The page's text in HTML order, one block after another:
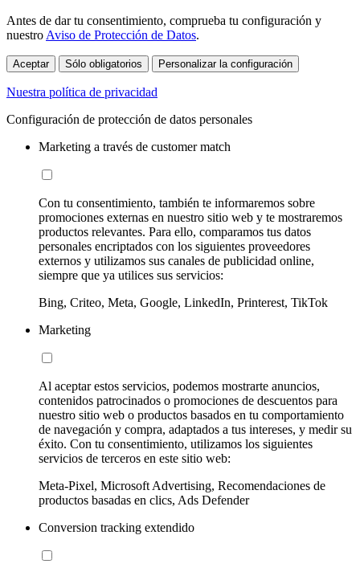
Antes de dar tu consentimiento, comprueba tu configuración y
nuestro Aviso de Protección de Datos.
Aceptar Sólo obligatorios Personalizar la configuración
Nuestra política de privacidad
Configuración de protección de datos personales
Marketing a través de customer match
Con tu consentimiento, también te informaremos sobre
promociones externas en nuestro sitio web y te mostraremos
productos relevantes. Para ello, comparamos tus datos
personales encriptados con los siguientes proveedores
externos y utilizamos sus canales de publicidad online,
siempre que ya utilices sus servicios:
Bing, Criteo, Meta, Google, LinkedIn, Printerest, TikTok
Marketing
Al aceptar estos servicios, podemos mostrarte anuncios,
contenidos patrocinados o promociones de descuentos para
nuestro sitio web o productos basados en tu comportamiento
de navegación y compra, adaptados a tus intereses, y medir su
éxito. Con tu consentimiento, utilizamos los siguientes
servicios de terceros en este sitio web:
Meta-Pixel, Microsoft Advertising, Recomendaciones de
productos basadas en clics, Ads Defender
Conversion tracking extendido